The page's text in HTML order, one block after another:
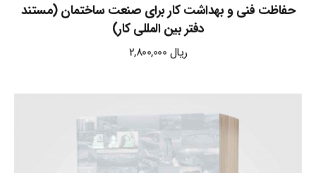
حفاظت فنی و بهداشت کار برای صنعت ساختمان (مستند
دفتر بین المللی کار)
ریال